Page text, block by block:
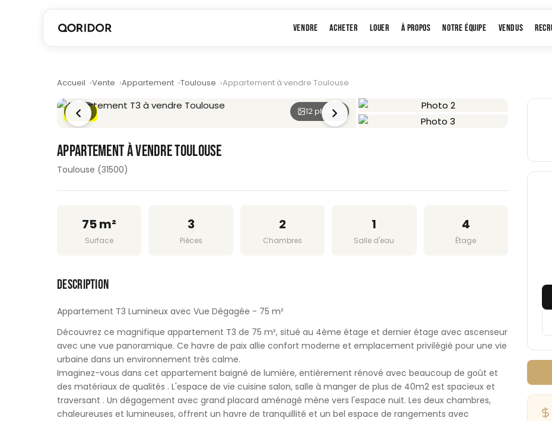
VENDRE ACHETER LOUER À PROPOS NOTRE ÉQUIPE VENDUS
Accueil Vente Appartement Toulouse Appartement à vendre Toulouse
DPE D
/ 12 12 photos
APPARTEMENT À VENDRE TOULOUSE
Toulouse (31500)
75 m²
Surface
3
Pièces
2
Chambres
1
Salle d'eau
4
Étage
DESCRIPTION
Appartement T3 Lumineux avec Vue Dégagée - 75 m²
Découvrez ce magnifique appartement T3 de 75 m², situé au 4ème étage et dernier étage avec ascenseur
avec une vue panoramique. Ce havre de paix allie confort moderne et emplacement privilégié pour une vie
urbaine dans un environnement très calme.
Imaginez-vous dans cet appartement baigné de lumière, entièrement rénové avec beaucoup de goût et
des matériaux de qualités . L'espace de vie cuisine salon, salle à manger de plus de 40m2 est spacieux et
traversant . Un dégagement avec grand placard aménagé mène vers l'espace nuit. Les deux chambres,
chaleureuses et lumineuses, offrent un havre de tranquillité et un bel espace de rangements avec